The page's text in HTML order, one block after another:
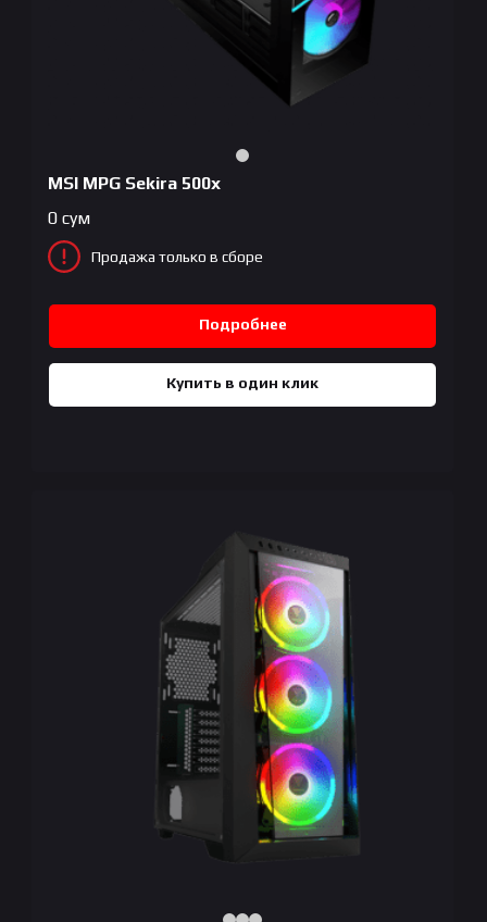
MSI MPG Sekira 500x
0 сум
Продажа только в сборе
Подробнее
Купить в один клик